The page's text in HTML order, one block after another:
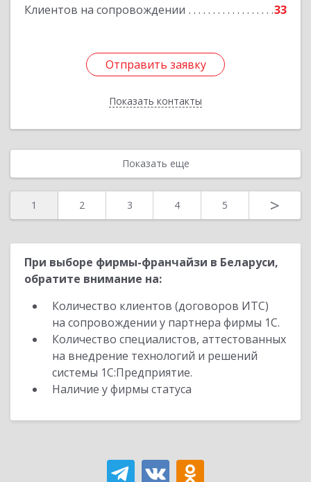
Клиентов на сопровождении 33
Отправить заявку
Показать контакты
Отправить заявку
Назад
Показать еще
1 2 3 4 5 >
При выборе фирмы-франчайзи в Беларуси,
обратите внимание на:
Количество клиентов (договоров ИТС)
на сопровождении у партнера фирмы 1С.
Количество специалистов, аттестованных
на внедрение технологий и решений
системы 1С:Предприятие.
Наличие у фирмы статуса